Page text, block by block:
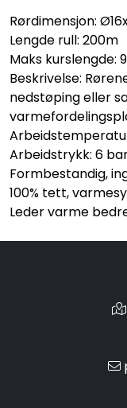
Rørdimensjon:
Lengde rull: 200m
Maks kurslengde:
Beskrivelse:
nedstøping eller
Arbeidstrykk: 6
Formbestandig,
100% tett,
Leder varme